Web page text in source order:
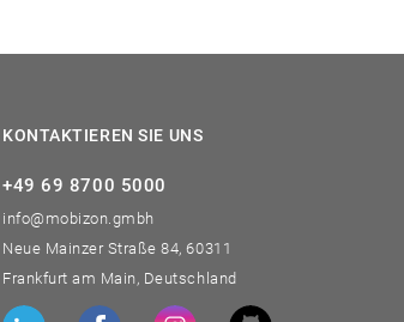
KONTAKTIEREN SIE UNS
+49 69 8700 5000
info@mobizon.gmbh
Neue Mainzer Straße 84, 60311
Frankfurt am Main, Deutschland